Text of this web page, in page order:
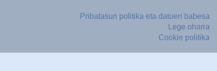
Pribatasun politika eta datuen babesa
Lege oharra
Cookie politika